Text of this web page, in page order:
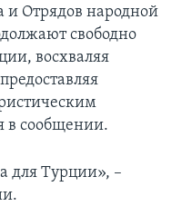
и Отрядов народной
свободно
восхваляя
в сообщении.
для Турции», –